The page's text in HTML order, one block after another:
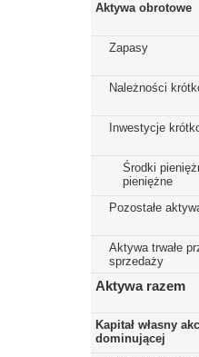
Aktywa obrotowe
Zapasy
Należności
Inwestycje
Środki
pieniężne
Pozostałe
Aktywa trwałe
sprzedaży
Aktywa razem
Kapitał własny
dominującej